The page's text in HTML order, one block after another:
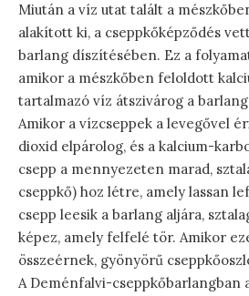
Miután a víz utat talált a
alakított ki, a cseppkőképződés
barlang díszítésében. Ez a
amikor a mészkőben feloldott
tartalmazó víz átszivárog a
Amikor a vízcseppek a levegővel
dioxid elpárolog, és a kalcium-
csepp a mennyezeten marad,
cseppkő) hoz létre, amely lassan
csepp leesik a barlang aljára,
képez, amely felfelé tör. Amikor
összeérnek, gyönyörű
A Deménfalvi-cseppkőbarlangban